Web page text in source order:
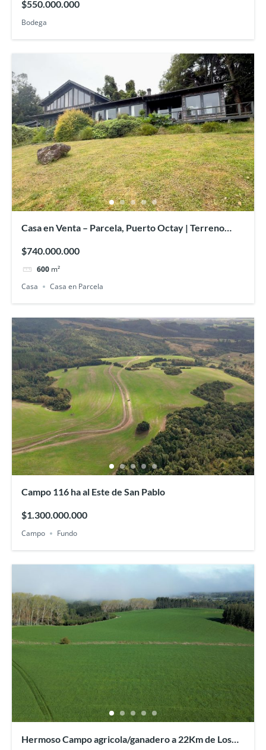
$550.000.000
Bodega
Casa en Venta – Parcela, Puerto Octay | Terreno
$740.000.000
600 m²
Casa
Casa en Parcela
Campo 116 ha al Este de San Pablo
$1.300.000.000
Campo Fundo
Hermoso Campo agricola/ganadero a 22Km de Los